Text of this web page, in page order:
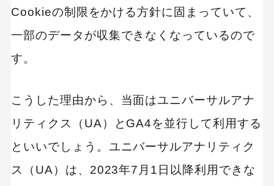
Cookieの制限をかける方針に固まっていて、
一部のデータが収集できなくなっているので
す。
こうした理由から、当面はユニバーサルアナ
リティクス（UA）とGA4を並行して利用する
といいでしょう。ユニバーサルアナリティク
ス（UA）は、2023年7月1日以降利用できな